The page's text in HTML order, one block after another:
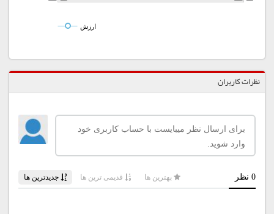
ارزش
نظرات کاربران